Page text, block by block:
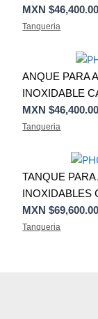
MXN $46,400.00
Tanqueria
ANQUE PARA
INOXIDABLE
MXN $46,400.00
Tanqueria
TANQUE
INOXIDABLES
MXN $69,600.00
Tanqueria